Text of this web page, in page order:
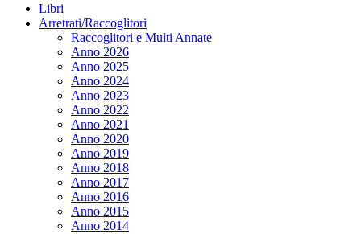
Libri
Arretrati/Raccoglitori
Raccoglitori e Multi Annate
Anno 2026
Anno 2025
Anno 2024
Anno 2023
Anno 2022
Anno 2021
Anno 2020
Anno 2019
Anno 2018
Anno 2017
Anno 2016
Anno 2015
Anno 2014